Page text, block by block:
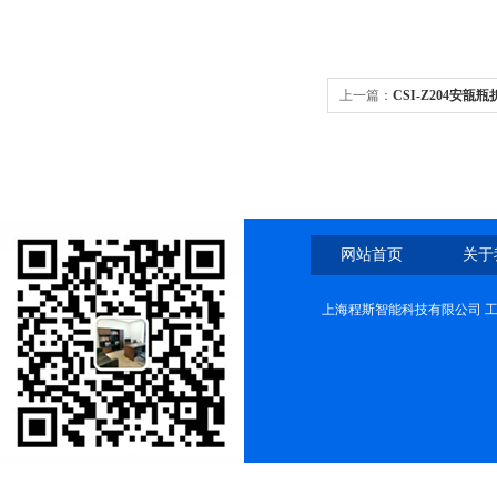
上一篇： CSI-Z204安瓿瓶
网站首页 关
上海程斯智能科技有限公司